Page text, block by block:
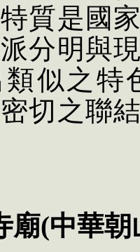
質是國
分明與
似之特
切之聯
廟(中華朝